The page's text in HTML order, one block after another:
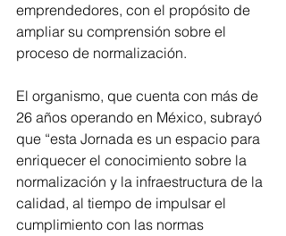
emprendedores, con el propósito de
ampliar su comprensión sobre el
proceso de normalización.
El organismo, que cuenta con más de
26 años operando en México, subrayó
que “esta Jornada es un espacio para
enriquecer el conocimiento sobre la
normalización y la infraestructura de la
calidad, al tiempo de impulsar el
cumplimiento con las normas